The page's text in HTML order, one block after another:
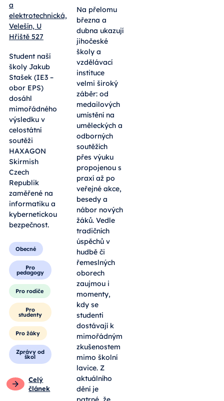
a
elektrotechnická,
Velešín, U
Hřiště 527
Student naší
školy Jakub
Stašek (IE3 –
obor EPS)
dosáhl
mimořádného
výsledku v
celostátní
soutěži
HAXAGON
Skirmish
Czech
Republik
zaměřené na
informatiku a
kybernetickou
bezpečnost.
Obecné
Pro
pedagogy
Pro rodiče
Pro
studenty
Pro žáky
Zprávy od
škol
Celý
článek
Na přelomu
března a
dubna ukazují
jihočeské
školy a
vzdělávací
instituce
velmi široký
záběr: od
medailových
umístění na
uměleckých a
odborných
soutěžích
přes výuku
propojenou s
praxí až po
veřejné akce,
besedy a
nábor nových
žáků. Vedle
tradičních
úspěchů v
hudbě či
řemeslných
oborech
zaujmou i
momenty,
kdy se
studenti
dostávají k
mimořádným
zkušenostem
mimo školní
lavice. Z
aktuálního
dění je